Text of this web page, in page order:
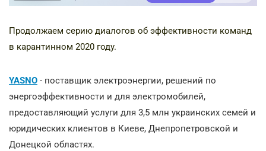
Продолжаем серию диалогов об эффективности команд
в карантинном 2020 году.
YASNO - поставщик электроэнергии, решений по
энергоэффективности и для электромобилей,
предоставляющий услуги для 3,5 млн украинских семей и
юридических клиентов в Киеве, Днепропетровской и
Донецкой областях.